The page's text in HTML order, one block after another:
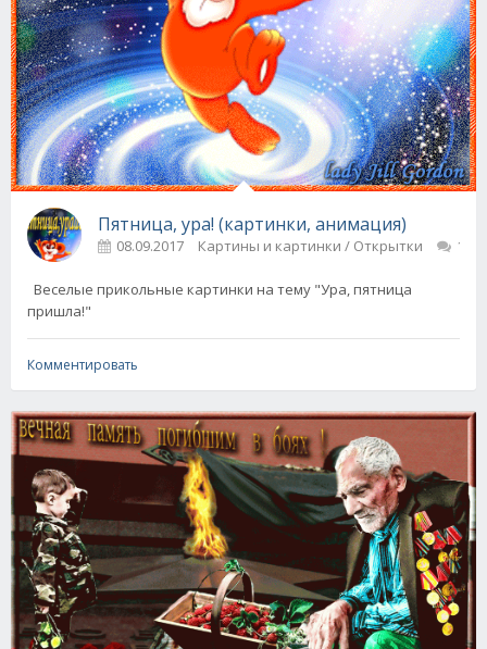
Пятница, ура! (картинки, анимация)
08.09.2017 Картины и картинки / Открытки 1
Веселые прикольные картинки на тему "Ура, пятница
Комментировать